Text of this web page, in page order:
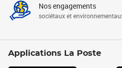
Nos engagements
sociétaux et
Applications La Poste